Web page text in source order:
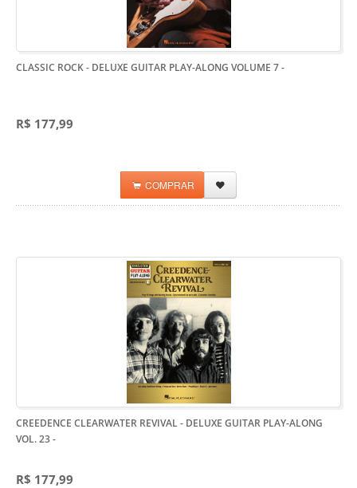
CLASSIC ROCK - DELUXE GUITAR PLAY-ALONG VOLUME 7-
R$ 177,99
COMPRAR
CREEDENCE CLEARWATER REVIVAL - DELUXE GUITAR PLAY-ALONG
VOL. 23-
R$ 177,99